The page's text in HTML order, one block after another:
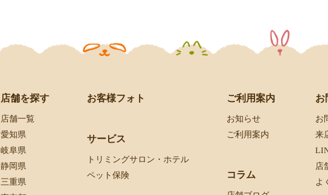
店舗を探す
店舗一覧
愛知県
岐阜県
静岡県
三重県
お客様フォト
サービス
トリミングサロン・ホテル
ペット保険
ご利用案内
お知らせ
ご利用案内
コラム
お
お
来
店
よ